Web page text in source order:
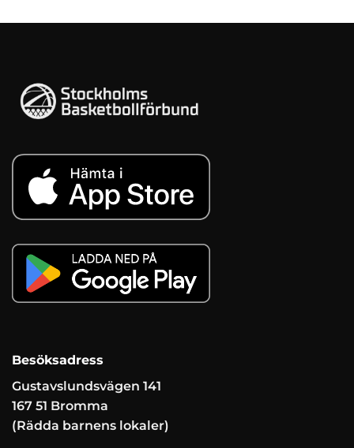
Besöksadress
Gustavslundsvägen 141
167 51 Bromma
(Rädda barnens lokaler)